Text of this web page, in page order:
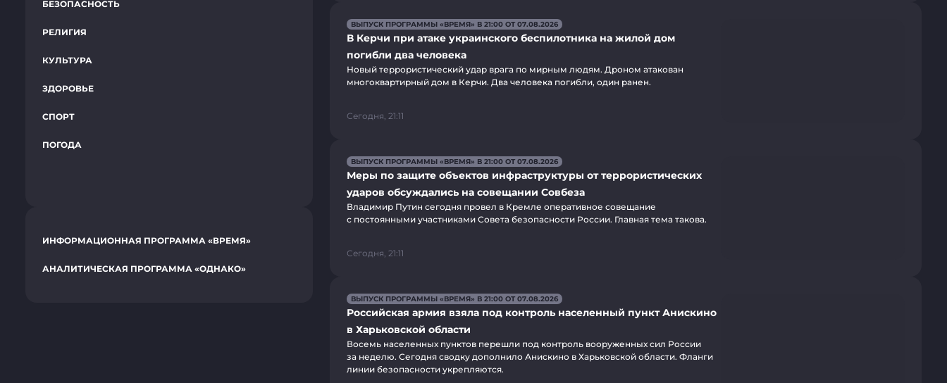
БЕЗОПАСНОСТЬ
РЕЛИГИЯ
КУЛЬТУРА
ЗДОРОВЬЕ
СПОРТ
ПОГОДА
ИНФОРМАЦИОННАЯ ПРОГРАММА «ВРЕМЯ»
АНАЛИТИЧЕСКАЯ ПРОГРАММА «ОДНАКО»
ВЫПУСК ПРОГРАММЫ «ВРЕМЯ» В 21:00 ОТ 07.08.2026
В Керчи при атаке украинского беспилотника на жилой дом
погибли два человека
Новый террористический удар врага по мирным людям. Дроном атакован
многоквартирный дом в Керчи. Два человека погибли, один ранен.
Сегодня, 21:11
ВЫПУСК ПРОГРАММЫ «ВРЕМЯ» В 21:00 ОТ 07.08.2026
Меры по защите объектов инфраструктуры от террористических
ударов обсуждались на совещании Совбеза
Владимир Путин сегодня провел в Кремле оперативное совещание
с постоянными участниками Совета безопасности России. Главная тема такова.
Сегодня, 21:11
ВЫПУСК ПРОГРАММЫ «ВРЕМЯ» В 21:00 ОТ 07.08.2026
Российская армия взяла под контроль населенный пункт Анискино
в Харьковской области
Восемь населенных пунктов перешли под контроль вооруженных сил России
за неделю. Сегодня сводку дополнило Анискино в Харьковской области. Фланги
линии безопасности укрепляются.